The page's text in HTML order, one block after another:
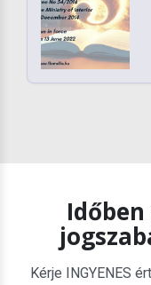
Kérje INGYENES